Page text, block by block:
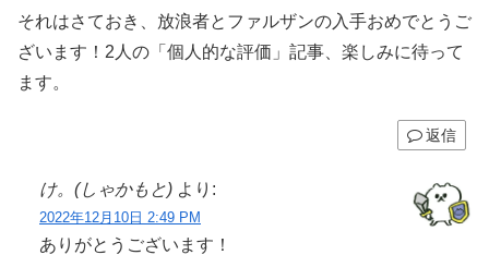
それはさておき、放浪者とファルザンの入手おめでとうご
ざいます！2人の「個人的な評価」記事、楽しみに待って
ます。
返信
け。(しゃかもと) より:
2022年12月10日 2:49 PM
ありがとうございます！